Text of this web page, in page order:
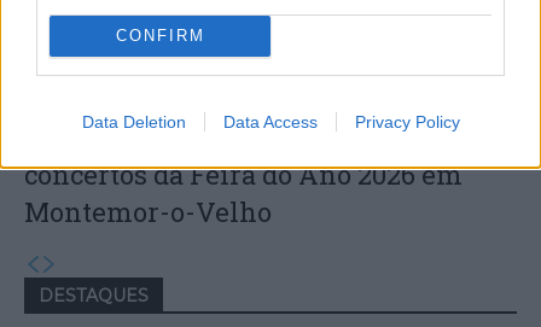
CONFIRM
Data Deletion Data Access Privacy Policy
Bárbara Bandeira inaugura os
concertos da Feira do Ano 2026 em
Montemor-o-Velho
DESTAQUES